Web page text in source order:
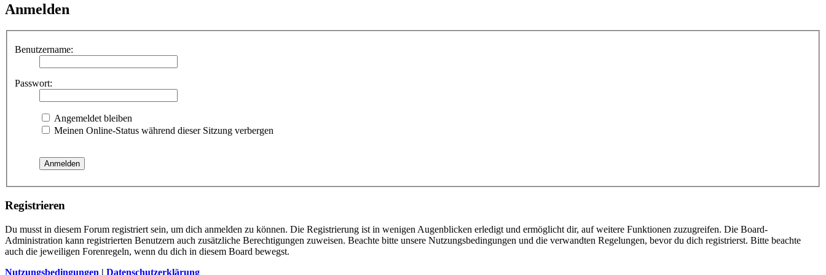
Anmelden
Benutzername:
Passwort:
Angemeldet bleiben
Meinen Online-Status während dieser Sitzung verbergen
Registrieren
Du musst in diesem Forum registriert sein, um dich anmelden zu können. Die Registrierung ist in wenigen Augenblicken erledigt und ermöglicht dir, auf weitere Funktionen zuzugreifen. Die Board-
Administration kann registrierten Benutzern auch zusätzliche Berechtigungen zuweisen. Beachte bitte unsere Nutzungsbedingungen und die verwandten Regelungen, bevor du dich registrierst. Bitte beachte
auch die jeweiligen Forenregeln, wenn du dich in diesem Board bewegst.
Nutzungsbedingungen | Datenschutzerklärung